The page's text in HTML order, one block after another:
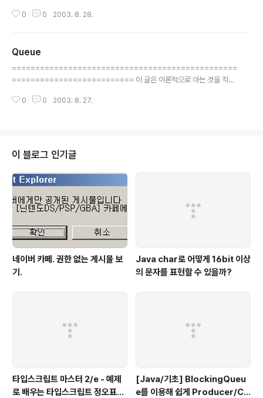
한 이론. 용어도 아님을 밝힙니다. 이 글을 직.간접적으로 사용함으로써 발생되
코멘트 ) 를 이용해 주십시오. 본 글은 저의 홈페이지인 http://ggaman.com
0 0 2003. 8. 28.
Queue
================================================
========================== 이 글은 이론적으로 아는 것을 직접
한 이론. 용어도 아님을 밝힙니다. 이 글을 직.간접적으로 사용함으로써 발생되
과 싸이월드의 (JPSC) JAVA program study club 에서 보실수 있습니다.
homepage : http://ggaman...
0 0 2003. 8. 27.
이 블로그 인기글
네이버 카페. 권한 없는 게시물 보
기.
Java char로 어떻게 16bit 이상
의 문자를 표현할 수 있을까?
타입스크립트 마스터 2/e - 예제
로 배우는 타입스크립트 정오표
[Java/기초] BlockingQueu
e를 이용해 쉽게 Producer/Co